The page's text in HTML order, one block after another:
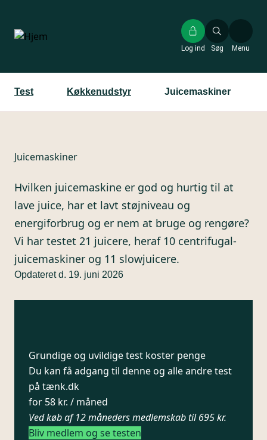
hovedindhold
Søg
Log ind Menu
Test Køkkenudstyr Juicemaskiner
Juicemaskiner
Hvilken juicemaskine er god og hurtig til at
lave juice, har et lavt støjniveau og
energiforbrug og er nem at bruge og rengøre?
Vi har testet 21 juicere, heraf 10 centrifugal-
juicemaskiner og 11 slowjuicere.
Opdateret d. 19. juni 2026
Grundige og uvildige test koster penge
Du kan få adgang til denne og alle andre test
på tænk.dk
for 58 kr. / måned
Ved køb af 12 måneders medlemskab til 695 kr.
Bliv medlem og se testen